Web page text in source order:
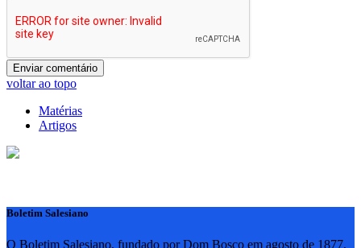
voltar ao topo
Matérias
Artigos
Boletim Salesiano
O Boletim Salesiano, fundado por Dom Bosco em agosto de 1877,